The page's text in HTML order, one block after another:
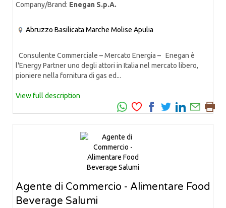
Company/Brand: Enegan S.p.A.
Abruzzo Basilicata Marche Molise Apulia
Consulente Commerciale – Mercato Energia – Enegan è
l'Energy Partner uno degli attori in Italia nel mercato libero,
pioniere nella fornitura di gas ed...
View full description
Agente di Commercio - Alimentare Food
Beverage Salumi